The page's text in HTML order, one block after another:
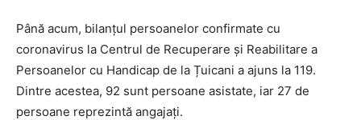
Până acum, bilanțul persoanelor confirmate cu
coronavirus la Centrul de Recuperare și Reabilitare a
Persoanelor cu Handicap de la Țuicani a ajuns la 119.
Dintre acestea, 92 sunt persoane asistate, iar 27 de
persoane reprezintă angajați.